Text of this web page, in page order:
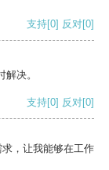
支持[0] 反对[0]
决。
支持[0] 反对[0]
，让我能够在工作